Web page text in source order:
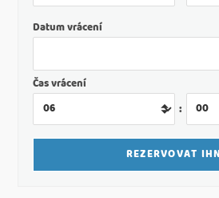
Datum vrácení
Čas vrácení
: